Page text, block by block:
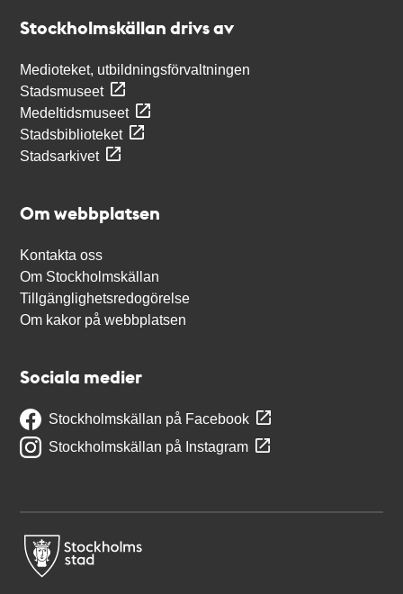
Stockholmskällan drivs av
Medioteket, utbildningsförvaltningen
Stadsmuseet
Medeltidsmuseet
Stadsbiblioteket
Stadsarkivet
Om webbplatsen
Kontakta oss
Om Stockholmskällan
Tillgänglighetsredogörelse
Om kakor på webbplatsen
Sociala medier
Stockholmskällan på Facebook
Stockholmskällan på Instagram